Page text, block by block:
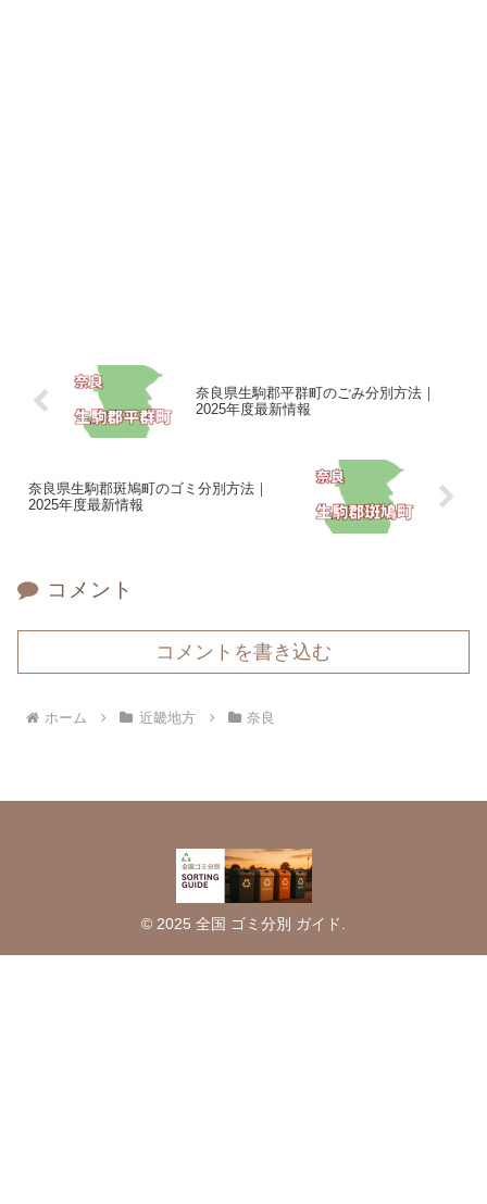
奈良県生駒郡平群町のごみ分別方法｜
2025年度最新情報
奈良県生駒郡斑鳩町のゴミ分別方法｜
2025年度最新情報
コメント
コメントを書き込む
ホーム 近畿地方 奈良
© 2025 全国 ゴミ分別 ガイド.